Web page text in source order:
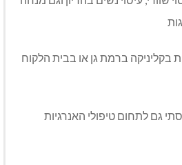
בקליניקה ברמת גן או בבית הלקוח
גם לתחום טיפולי האנרגיות